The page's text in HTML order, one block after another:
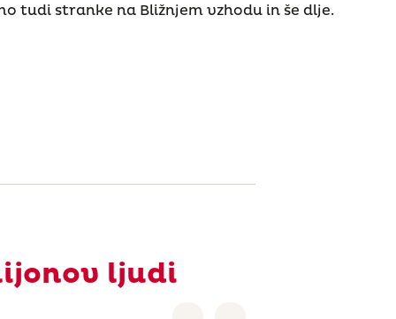
tudi stranke na Bližnjem vzhodu in še dlje.
ljudi